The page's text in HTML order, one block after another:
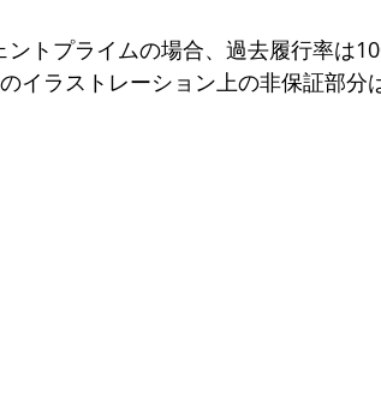
トプライムの場合、過去履行率は
イラストレーション上の非保証部分